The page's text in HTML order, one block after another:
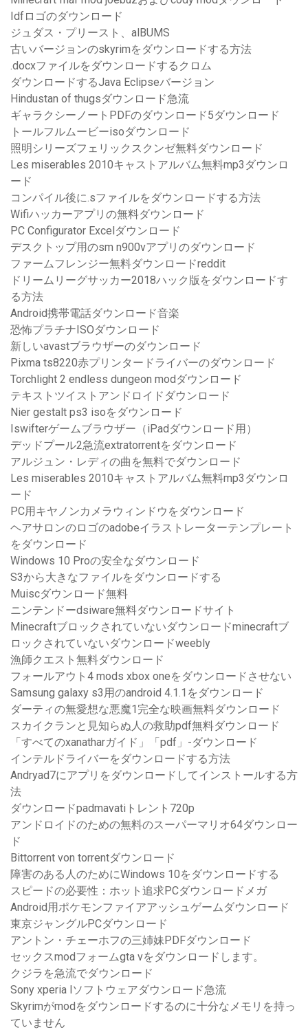
Idfロゴのダウンロード
ジュダス・プリースト、alBUMS
古いバージョンのskyrimをダウンロードする方法
.docxファイルをダウンロードするクロム
ダウンロードするJava Eclipseバージョン
Hindustan of thugsダウンロード急流
ギャラクシーノートPDFのダウンロード5ダウンロード
トールフルムービーisoダウンロード
照明シリーズフェリックスクンゼ無料ダウンロード
Les miserables 2010キャストアルバム無料mp3ダウンロ
ード
コンパイル後に.sファイルをダウンロードする方法
Wifiハッカーアプリの無料ダウンロード
PC Configurator Excelダウンロード
デスクトップ用のsm n900vアプリのダウンロード
ファームフレンジー無料ダウンロードreddit
ドリームリーグサッカー2018ハック版をダウンロードす
る方法
Android携帯電話ダウンロード音楽
恐怖プラチナISOダウンロード
新しいavastブラウザーのダウンロード
Pixma ts8220赤プリンタードライバーのダウンロード
Torchlight 2 endless dungeon modダウンロード
テキストツイストアンドロイドダウンロード
Nier gestalt ps3 isoをダウンロード
Iswifterゲームブラウザー（iPadダウンロード用）
デッドプール2急流extratorrentをダウンロード
アルジュン・レディの曲を無料でダウンロード
Les miserables 2010キャストアルバム無料mp3ダウンロ
ード
PC用キヤノンカメラウィンドウをダウンロード
ヘアサロンのロゴのadobeイラストレーターテンプレート
をダウンロード
Windows 10 Proの安全なダウンロード
S3から大きなファイルをダウンロードする
Muiscダウンロード無料
ニンテンドーdsiware無料ダウンロードサイト
Minecraftブロックされていないダウンロードminecraftブ
ロックされていないダウンロードweebly
漁師クエスト無料ダウンロード
フォールアウト4 mods xbox oneをダウンロードさせない
Samsung galaxy s3用のandroid 4.1.1をダウンロード
ダーティの無愛想な悪魔1完全な映画無料ダウンロード
スカイクランと見知らぬ人の救助pdf無料ダウンロード
「すべてのxanatharガイド」「pdf」-ダウンロード
インテルドライバーをダウンロードする方法
Andryad7にアプリをダウンロードしてインストールする方
法
ダウンロードpadmavatiトレント720p
アンドロイドのための無料のスーパーマリオ64ダウンロー
ド
Bittorrent von torrentダウンロード
障害のある人のためにWindows 10をダウンロードする
スピードの必要性：ホット追求PCダウンロードメガ
Android用ポケモンファイアアッシュゲームダウンロード
東京ジャングルPCダウンロード
アントン・チェーホフの三姉妹PDFダウンロード
セックスmodフォームgta vをダウンロードします。
クジラを急流でダウンロード
Sony xperia lソフトウェアダウンロード急流
Skyrimがmodをダウンロードするのに十分なメモリを持っ
ていません